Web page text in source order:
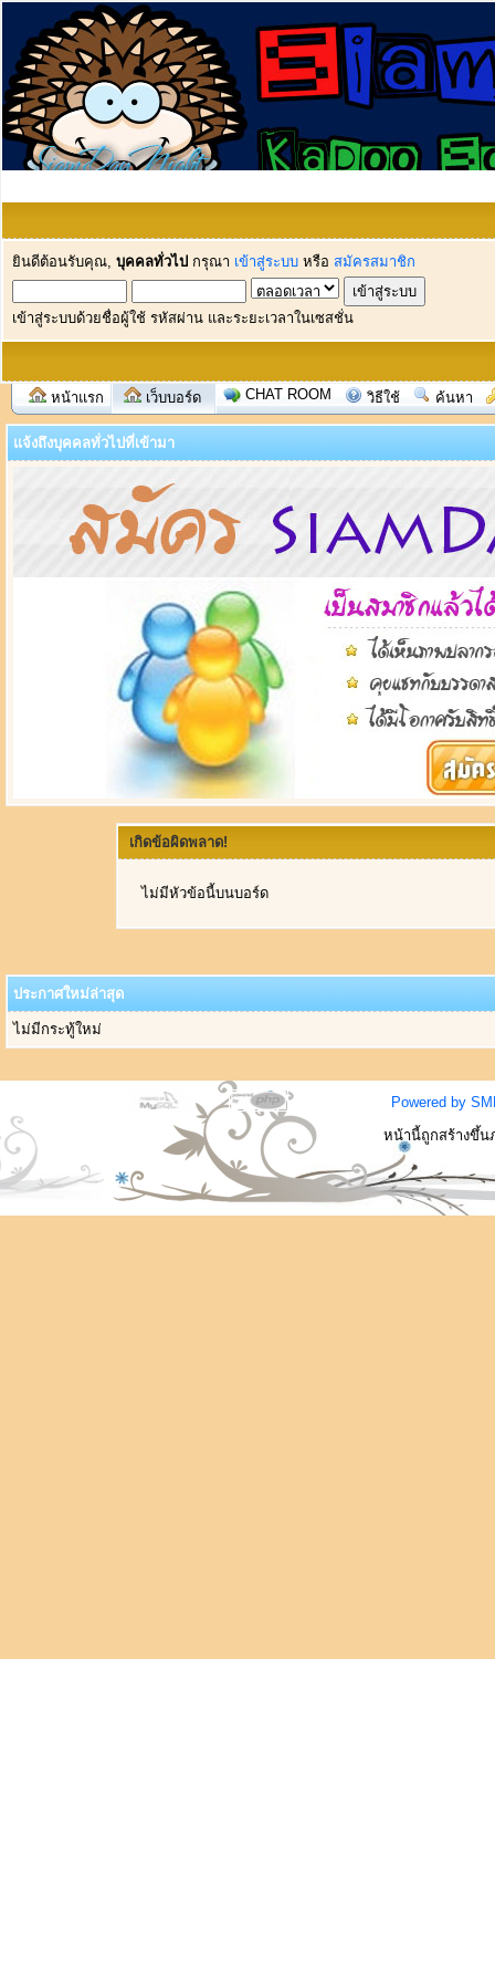
ยินดีต้อนรับคุณ, บุคคลทั่วไป กรุณา เข้าสู่ระบบ หรือ สมัครสมาชิก
เข้าสู่ระบบด้วยชื่อผู้ใช้ รหัสผ่าน และระยะเวลาในเซสชั่น
หน้าแรก เว็บบอร์ด CHAT ROOM วิธีใช้ ค้นหา
แจ้งถึงบุคคลทั่วไปที่เข้ามา
เกิดข้อผิดพลาด!
ไม่มีหัวข้อนี้บนบอร์ด
ประกาศใหม่ล่าสุด
ไม่มีกระทู้ใหม่
Powered by
หน้านี้ถูกสร้างขึ้น